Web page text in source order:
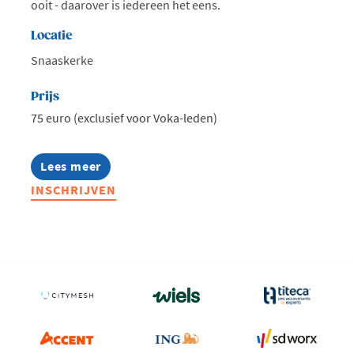
ooit - daarover is iedereen het eens.
Locatie
Snaaskerke
Prijs
75 euro (exclusief voor Voka-leden)
Lees meer
about
Voka
Connect
INSCHRIJVEN